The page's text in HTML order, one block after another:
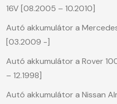
16V [08.2005 – 10.2010]
Autó akkumulátor a
[03.2009 -]
Autó akkumulátor a Rover
– 12.1998]
Autó akkumulátor a Nissan